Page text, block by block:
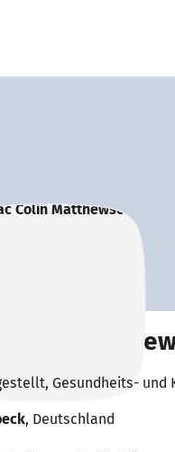
Colin
Gesundheits- und
, Deutschland